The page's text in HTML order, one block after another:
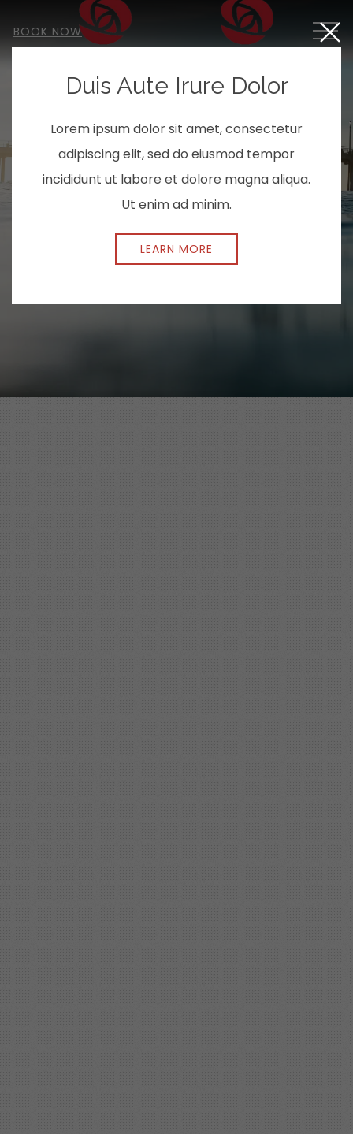
BOOK NOW
Close
Duis Aute Irure Dolor
Lorem ipsum dolor sit amet, consectetur
adipiscing elit, sed do eiusmod tempor
incididunt ut labore et dolore magna aliqua.
Ut enim ad minim.
LEARN MORE